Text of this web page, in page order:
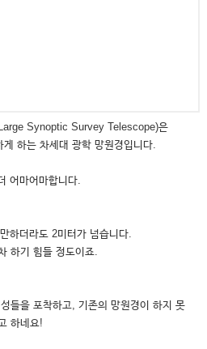
Synoptic Survey Telescope)은
하는 차세대 광학 망원경입니다.
어마어마합니다.
하더라도 2미터가 넘습니다.
하기 힘들 정도이죠.
들을 포착하고, 기존의 망원경이 하지 못
하네요!